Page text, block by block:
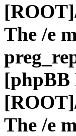
The /e
[phpBB
The /e